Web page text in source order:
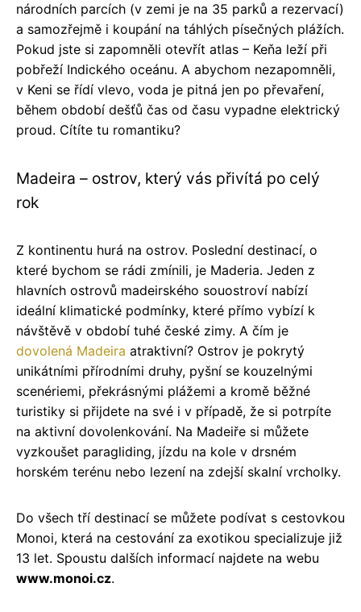
národních parcích (v zemi je na 35 parků a rezervací)
a samozřejmě i koupání na táhlých písečných plážích.
Pokud jste si zapomněli otevřít atlas – Keňa leží při
pobřeží Indického oceánu. A abychom nezapomněli,
v Keni se řídí vlevo, voda je pitná jen po převaření,
během období dešťů čas od času vypadne elektrický
proud. Cítíte tu romantiku?
Madeira – ostrov, který vás přivítá po celý
rok
Z kontinentu hurá na ostrov. Poslední destinací, o
které bychom se rádi zmínili, je Maderia. Jeden z
hlavních ostrovů madeirského souostroví nabízí
ideální klimatické podmínky, které přímo vybízí k
návštěvě v období tuhé české zimy. A čím je
dovolená Madeira atraktivní? Ostrov je pokrytý
unikátními přírodními druhy, pyšní se kouzelnými
scenériemi, překrásnými plážemi a kromě běžné
turistiky si přijdete na své i v případě, že si potrpíte
na aktivní dovolenkování. Na Madeiře si můžete
vyzkoušet paragliding, jízdu na kole v drsném
horském terénu nebo lezení na zdejší skalní vrcholky.
Do všech tří destinací se můžete podívat s cestovkou
Monoi, která na cestování za exotikou specializuje již
13 let. Spoustu dalších informací najdete na webu
www.monoi.cz.